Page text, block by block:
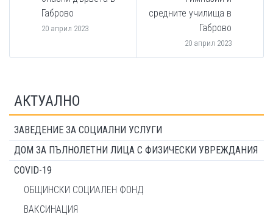
Габрово
20 април 2023
средните училища в
Габрово
20 април 2023
АКТУАЛНО
ЗАВЕДЕНИЕ ЗА СОЦИАЛНИ УСЛУГИ
ДОМ ЗА ПЪЛНОЛЕТНИ ЛИЦА С ФИЗИЧЕСКИ УВРЕЖДАНИЯ
COVID-19
ОБЩИНСКИ СОЦИАЛЕН ФОНД
ВАКСИНАЦИЯ